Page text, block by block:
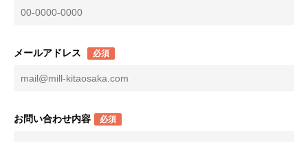
メールアドレス 必須
お問い合わせ内容 必須